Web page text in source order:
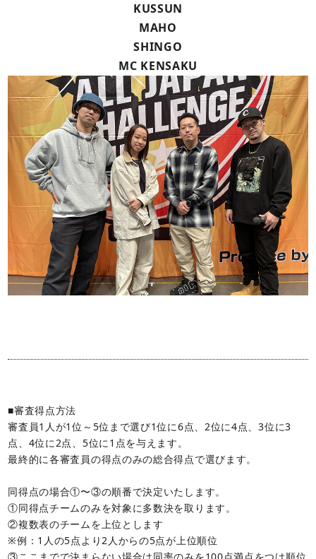
KUSSUN
MAHO
SHINGO
MC KENSAKU
■審査得点方法
審査員1人が1位～5位まで選び1位に6点、2位に4点、3位に3
点、4位に2点、5位に1点を与えます。
最終的に各審査員の得点のみの総合得点で選びます。
同得点の場合①〜③の順番で決定いたします。
①同得点チームのみを対象に多数決を取ります。
②複数表のチームを上位とします
※例：1人の5点より2人からの5点が上位順位